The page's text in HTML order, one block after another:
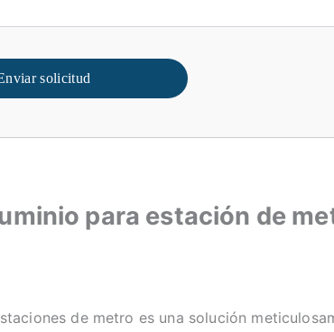
solicitud
para estación de
de metro es una solución